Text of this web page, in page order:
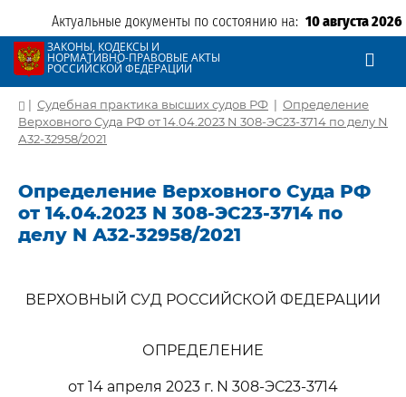
Актуальные документы по состоянию на: 10 августа 2026
ЗАКОНЫ, КОДЕКСЫ И
НОРМАТИВНО-ПРАВОВЫЕ АКТЫ
РОССИЙСКОЙ ФЕДЕРАЦИИ
| Судебная практика высших судов РФ | Определение
Верховного Суда РФ от 14.04.2023 N 308-ЭС23-3714 по делу N
А32-32958/2021
Определение Верховного Суда РФ
от 14.04.2023 N 308-ЭС23-3714 по
делу N А32-32958/2021
ВЕРХОВНЫЙ СУД РОССИЙСКОЙ ФЕДЕРАЦИИ
ОПРЕДЕЛЕНИЕ
от 14 апреля 2023 г. N 308-ЭС23-3714